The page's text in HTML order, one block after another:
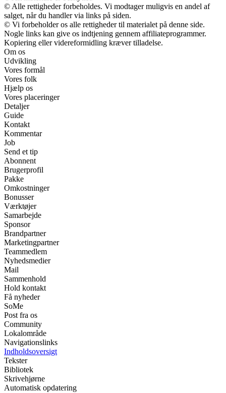
© Alle rettigheder forbeholdes. Vi modtager muligvis en andel af
salget, når du handler via links på siden.
© Vi forbeholder os alle rettigheder til materialet på denne side.
Nogle links kan give os indtjening gennem affiliateprogrammer.
Kopiering eller videreformidling kræver tilladelse.
Om os
Udvikling
Vores formål
Vores folk
Hjælp os
Vores placeringer
Detaljer
Guide
Kontakt
Kommentar
Job
Send et tip
Abonnent
Brugerprofil
Pakke
Omkostninger
Bonusser
Værktøjer
Samarbejde
Sponsor
Brandpartner
Marketingpartner
Teammedlem
Nyhedsmedier
Mail
Sammenhold
Hold kontakt
Få nyheder
SoMe
Post fra os
Community
Lokalområde
Navigationslinks
Indholdsoversigt
Tekster
Bibliotek
Skrivehjørne
Automatisk opdatering